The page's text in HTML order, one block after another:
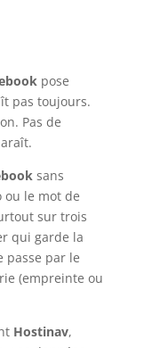
pose
pas toujours.
Pas de
sans
ou le mot de
sur trois
qui garde la
passe par le
(empreinte ou
Hostinav,